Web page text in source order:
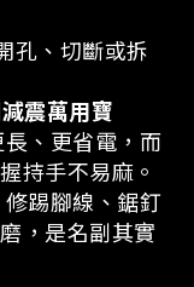
孔、切斷或拆
震萬用寶
、更省電，而
持手不易麻。
踢腳線、鋸釘
，是名副其實